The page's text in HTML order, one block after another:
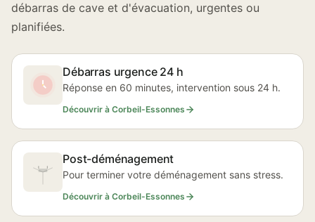
débarras de cave et d'évacuation, urgentes ou
planifiées.
Débarras urgence 24 h
Réponse en 60 minutes, intervention sous 24 h.
Découvrir à Corbeil-Essonnes
Post-déménagement
Pour terminer votre déménagement sans stress.
Découvrir à Corbeil-Essonnes